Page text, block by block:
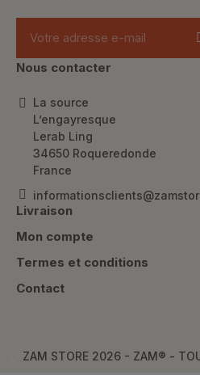
Nous contacter
La source
L’engayresque
Lerab Ling
34650 Roqueredonde
France
Livraison
Mon compte
Termes et conditions
Contact
ZAM STORE 2026 - ZAM® -